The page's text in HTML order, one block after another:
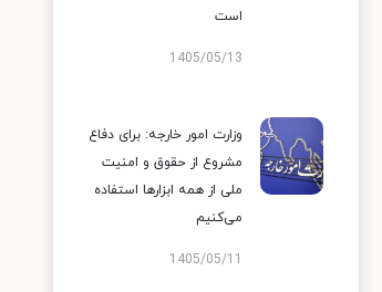
است
1405/05/13
وزارت امور خارجه: برای دفاع
مشروع از حقوق و امنیت
ملی از همه ابزارها استفاده
می‌کنیم
1405/05/11